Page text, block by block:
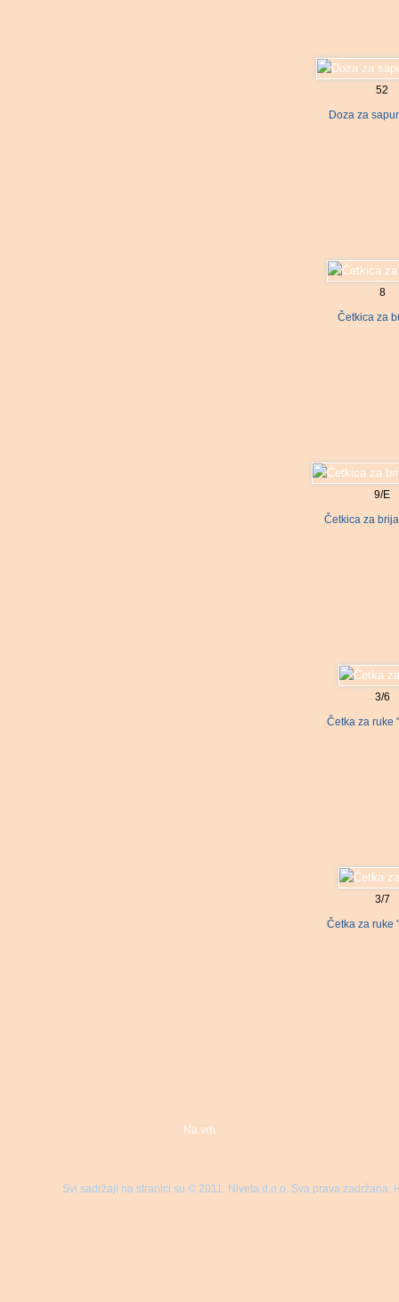
52
Doza za
8
Četkica za
9/E
Četkica za
3/6
Četka za ruke
3/7
Četka za ruke
Na vrh
Svi sadržaji na stranici su © 2011. Niveta d.o.o. Sva prava zadržana.